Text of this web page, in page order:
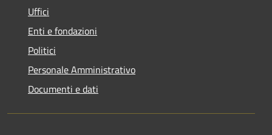
Uffici
Enti e fondazioni
Politici
Personale Amministrativo
Documenti e dati